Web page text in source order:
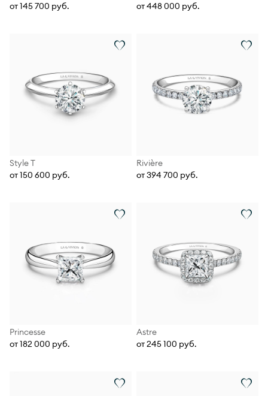
от 145 700 руб.
от 448 000 руб.
Style T
от 150 600 руб.
Rivière
от 394 700 руб.
Princesse
от 182 000 руб.
Astre
от 245 100 руб.